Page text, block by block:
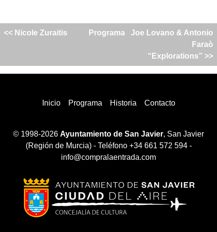
<< Nicole Zuraitis Programa
Joe Lovano & Antonio
Faraò
“Explorations” >>
Inicio Programa Historia Contacto
© 1998-2026 Ayuntamiento de San Javier, San Javier
(Región de Murcia) - Teléfono +34 661 572 594 -
info@compralaentrada.com